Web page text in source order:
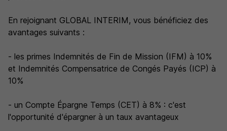
En rejoignant GLOBAL INTERIM, vous bénéficiez des
avantages suivants :
- les primes Indemnités de Fin de Mission (IFM) à 10%
et Indemnités Compensatrice de Congés Payés (ICP) à
10%
- un Compte Épargne Temps (CET) à 8% : c'est
l'opportunité d'épargner à un taux avantageux